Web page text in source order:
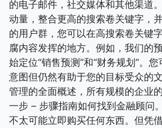
的电子邮件，社交媒体和其他渠道
动量，整合更高的搜索卷关键字，
的用户群，您可以在高搜索卷关键
腐内容发挥的地方。例如，我们的
始定位“销售预测”和“财务规划”。
意图但仍然有助于您的目标受众的
管理的全面概述，所有规模的企业
一步 – 步骤指南如何找到金融顾问
不太可能立即购买任何东西。但凭